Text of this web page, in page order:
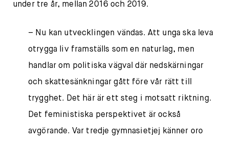
under tre år, mellan 2016 och 2019.
– Nu kan utvecklingen vändas. Att unga ska leva
otrygga liv framställs som en naturlag, men
handlar om politiska vägval där nedskärningar
och skattesänkningar gått före vår rätt till
trygghet. Det här är ett steg i motsatt riktning.
Det feministiska perspektivet är också
avgörande. Var tredje gymnasietjej känner oro